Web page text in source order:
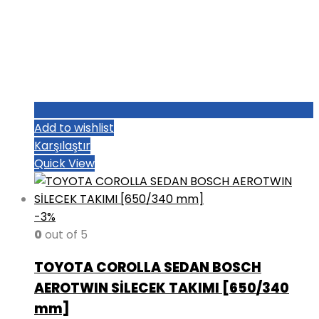
Add to wishlist
Karşılaştır
Quick View
-3%
0 out of 5
TOYOTA COROLLA SEDAN BOSCH
AEROTWIN SİLECEK TAKIMI [650/340
mm]